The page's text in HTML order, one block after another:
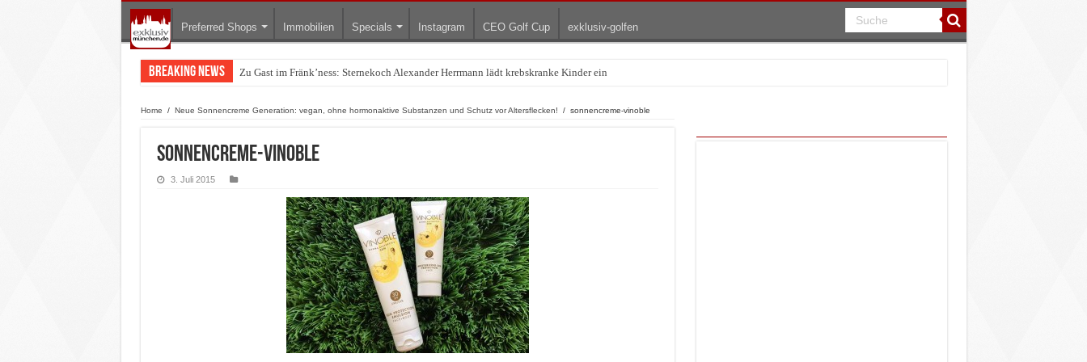
Preferred Shops Immobilien Specials Instagram CEO Golf Cup exklusiv-golfen
Breaking News Zu Gast im Fränk’ness: Sternekoch Alexander Herrmann lädt krebskranke Kinder ein
Warum München gerade zum Treffpunkt der Lingerie-Branche wurde
Home / Neue Sonnencreme Generation: vegan, ohne hormonaktive Substanzen und Schutz vor Altersflecken! / sonnencreme-vinoble
sonnencreme-vinoble
3. Juli 2015